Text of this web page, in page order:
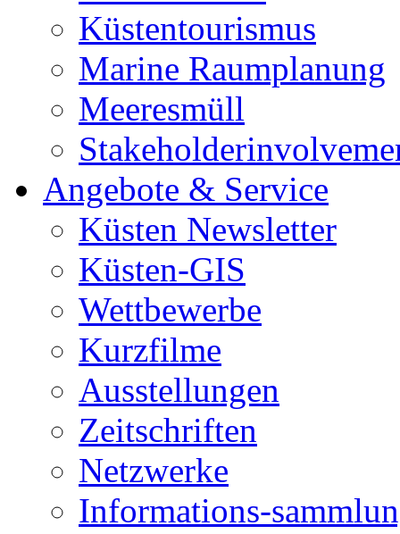
Küstentourismus
Marine Raumplanung
Meeresmüll
Angebote & Service
Küsten Newsletter
Küsten-GIS
Wettbewerbe
Kurzfilme
Ausstellungen
Zeitschriften
Netzwerke
Informations-